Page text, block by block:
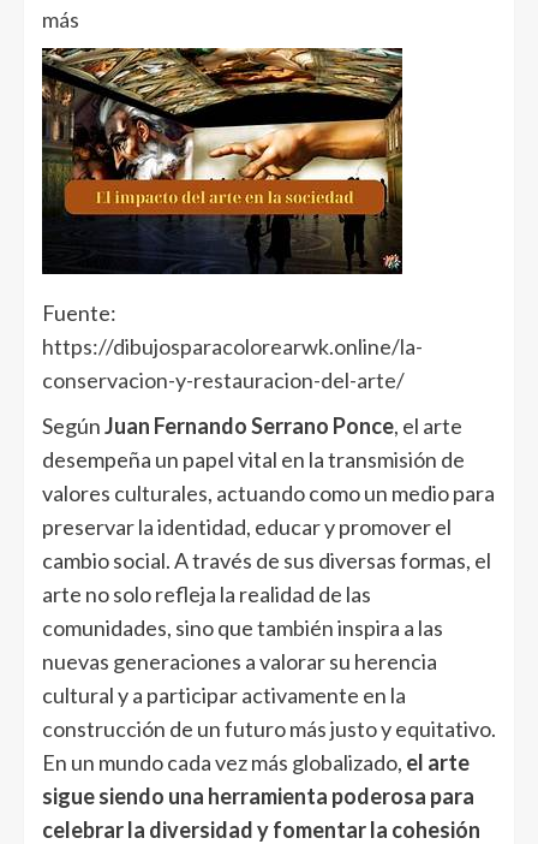
más
Fuente:
https://dibujosparacolorearwk.online/la-
conservacion-y-restauracion-del-arte/
SegúnJuan Fernando Serrano Ponce, el arte
desempeña un papel vital en la transmisión de
valores culturales, actuando como un medio para
preservar la identidad, educar y promover el
cambio social. A través de sus diversas formas, el
arte no solo refleja la realidad de las
comunidades, sino que también inspira a las
nuevas generaciones a valorar su herencia
cultural y a participar activamente en la
construcción de un futuro más justo y equitativo.
En un mundo cada vez más globalizado, el arte
sigue siendo una herramienta poderosa para
celebrar la diversidad y fomentar la cohesión